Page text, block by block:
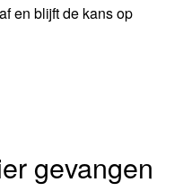
en blijft de kans op
gevangen